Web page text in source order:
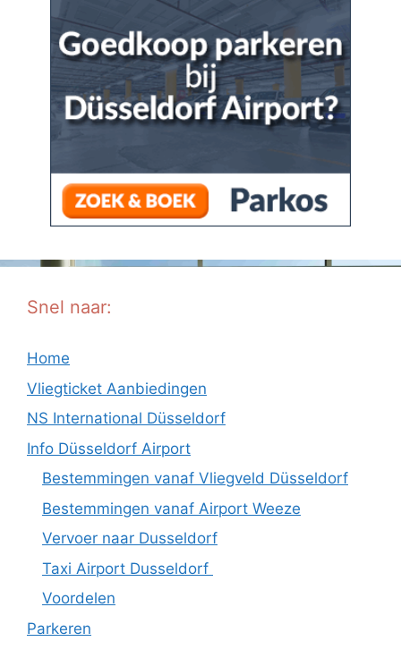
Snel naar:
Home
Vliegticket Aanbiedingen
NS International Düsseldorf
Info Düsseldorf Airport
Bestemmingen vanaf Vliegveld Düsseldorf
Bestemmingen vanaf Airport Weeze
Vervoer naar Dusseldorf
Taxi Airport Dusseldorf
Voordelen
Parkeren